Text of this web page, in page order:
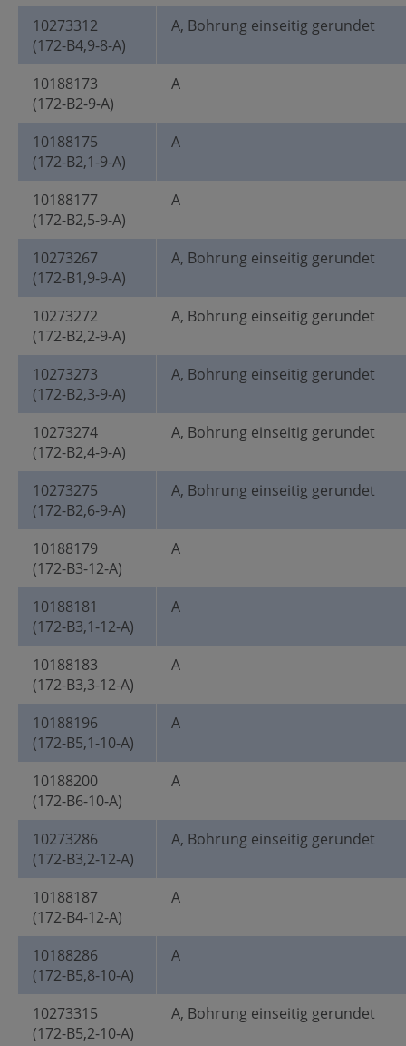
10273312
(172-B4,9-8-A)
A, Bohrung einseitig gerundet
10188173
(172-B2-9-A)
A
10188175
(172-B2,1-9-A)
A
10188177
(172-B2,5-9-A)
A
10273267
(172-B1,9-9-A)
A, Bohrung einseitig gerundet
10273272
(172-B2,2-9-A)
A, Bohrung einseitig gerundet
10273273
(172-B2,3-9-A)
A, Bohrung einseitig gerundet
10273274
(172-B2,4-9-A)
A, Bohrung einseitig gerundet
10273275
(172-B2,6-9-A)
A, Bohrung einseitig gerundet
10188179
(172-B3-12-A)
A
10188181
(172-B3,1-12-A)
A
10188183
(172-B3,3-12-A)
A
10188196
(172-B5,1-10-A)
A
10188200
(172-B6-10-A)
A
10273286
(172-B3,2-12-A)
A, Bohrung einseitig gerundet
10188187
(172-B4-12-A)
A
10188286
(172-B5,8-10-A)
A
10273315
(172-B5,2-10-A)
A, Bohrung einseitig gerundet